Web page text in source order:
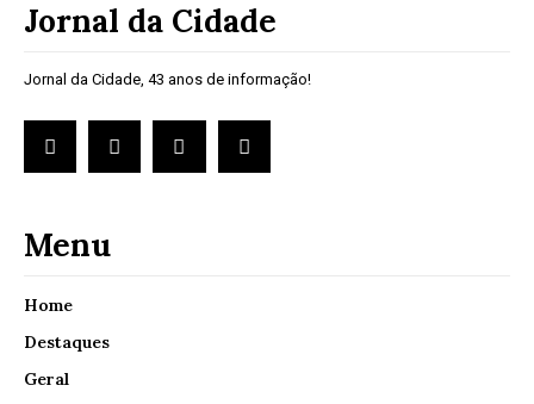
Jornal da Cidade
Jornal da Cidade, 43 anos de informação!
Menu
Home
Destaques
Geral